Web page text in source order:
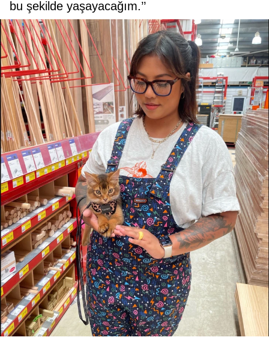
bu şekilde yaşayacağım.’’